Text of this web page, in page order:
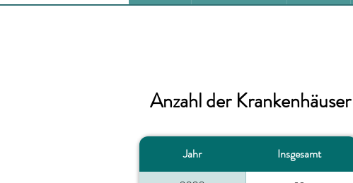
Anzahl der
Jahr
Insgesamt